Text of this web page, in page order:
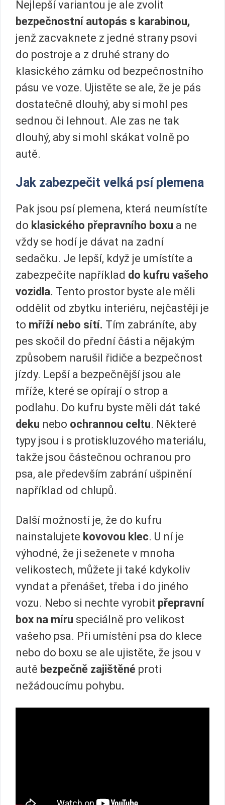
Nejlepší variantou je ale zvolit
bezpečnostní autopás s karabinou,
jenž zacvaknete z jedné strany psovi
do postroje a z druhé strany do
klasického zámku od bezpečnostního
pásu ve voze. Ujistěte se ale, že je pás
dostatečně dlouhý, aby si mohl pes
sednou či lehnout. Ale zas ne tak
dlouhý, aby si mohl skákat volně po
autě.
Jak zabezpečit velká psí plemena
Pak jsou psí plemena, která neumístíte
do klasického přepravního boxu a ne
vždy se hodí je dávat na zadní
sedačku. Je lepší, když je umístíte a
zabezpečíte například do kufru vašeho
vozidla. Tento prostor byste ale měli
oddělit od zbytku interiéru, nejčastěji je
to mříží nebo sítí. Tím zabráníte, aby
pes skočil do přední části a nějakým
způsobem narušil řidiče a bezpečnost
jízdy. Lepší a bezpečnější jsou ale
mříže, které se opírají o strop a
podlahu. Do kufru byste měli dát také
deku nebo ochrannou celtu. Některé
typy jsou i s protiskluzového materiálu,
takže jsou částečnou ochranou pro
psa, ale především zabrání ušpinění
například od chlupů.
Další možností je, že do kufru
nainstalujete kovovou klec. U ní je
výhodné, že ji seženete v mnoha
velikostech, můžete ji také kdykoliv
vyndat a přenášet, třeba i do jiného
vozu. Nebo si nechte vyrobit přepravní
box na míru speciálně pro velikost
vašeho psa. Při umístění psa do klece
nebo do boxu se ale ujistěte, že jsou v
autě bezpečně zajištěné proti
nežádoucímu pohybu.